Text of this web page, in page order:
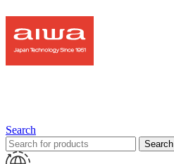
Search
Search